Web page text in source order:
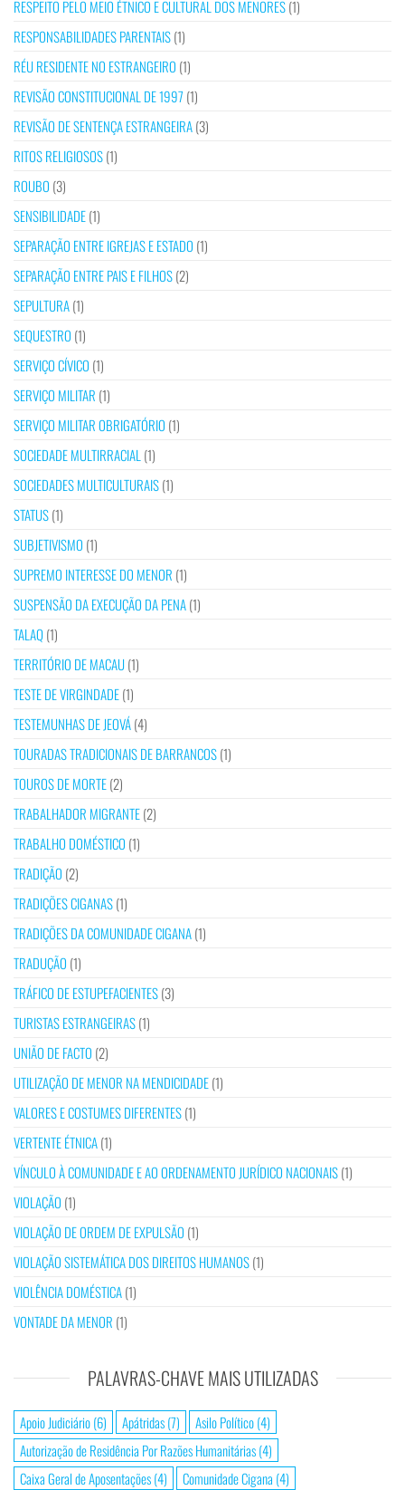
RESPEITO PELO MEIO ÉTNICO E CULTURAL DOS MENORES(1)
RESPONSABILIDADES PARENTAIS(1)
RÉU RESIDENTE NO ESTRANGEIRO (1)
REVISÃO CONSTITUCIONAL DE 1997 (1)
REVISÃO DE SENTENÇA ESTRANGEIRA(3)
RITOS RELIGIOSOS(1)
ROUBO (3)
SENSIBILIDADE(1)
SEPARAÇÃO ENTRE IGREJAS E ESTADO (1)
SEPARAÇÃO ENTRE PAIS E FILHOS(2)
SEPULTURA(1)
SEQUESTRO (1)
SERVIÇO CÍVICO (1)
SERVIÇO MILITAR (1)
SERVIÇO MILITAR OBRIGATÓRIO (1)
SOCIEDADE MULTIRRACIAL (1)
SOCIEDADES MULTICULTURAIS(1)
STATUS(1)
SUBJETIVISMO (1)
SUPREMO INTERESSE DO MENOR (1)
SUSPENSÃO DA EXECUÇÃO DA PENA(1)
TALAQ(1)
TERRITÓRIO DE MACAU(1)
TESTE DE VIRGINDADE(1)
TESTEMUNHAS DE JEOVÁ(4)
TOURADAS TRADICIONAIS DE BARRANCOS(1)
TOUROS DE MORTE(2)
TRABALHADOR MIGRANTE(2)
TRABALHO DOMÉSTICO (1)
TRADIÇÃO (2)
TRADIÇÕES CIGANAS(1)
TRADIÇÕES DA COMUNIDADE CIGANA(1)
TRADUÇÃO (1)
TRÁFICO DE ESTUPEFACIENTES(3)
TURISTAS ESTRANGEIRAS(1)
UNIÃO DE FACTO (2)
UTILIZAÇÃO DE MENOR NA MENDICIDADE(1)
VALORES E COSTUMES DIFERENTES(1)
VERTENTE ÉTNICA(1)
VÍNCULO À COMUNIDADE E AO ORDENAMENTO JURÍDICO NACIONAIS(1)
VIOLAÇÃO (1)
VIOLAÇÃO DE ORDEM DE EXPULSÃO (1)
VIOLAÇÃO SISTEMÁTICA DOS DIREITOS HUMANOS(1)
VIOLÊNCIA DOMÉSTICA(1)
VONTADE DA MENOR (1)
PALAVRAS-CHAVE MAIS UTILIZADAS
Apoio Judiciário(6) Apátridas(7) Asilo Político(4)
Autorização de Residência Por Razões Humanitárias(4)
Caixa Geral de Aposentações(4) Comunidade Cigana (4)